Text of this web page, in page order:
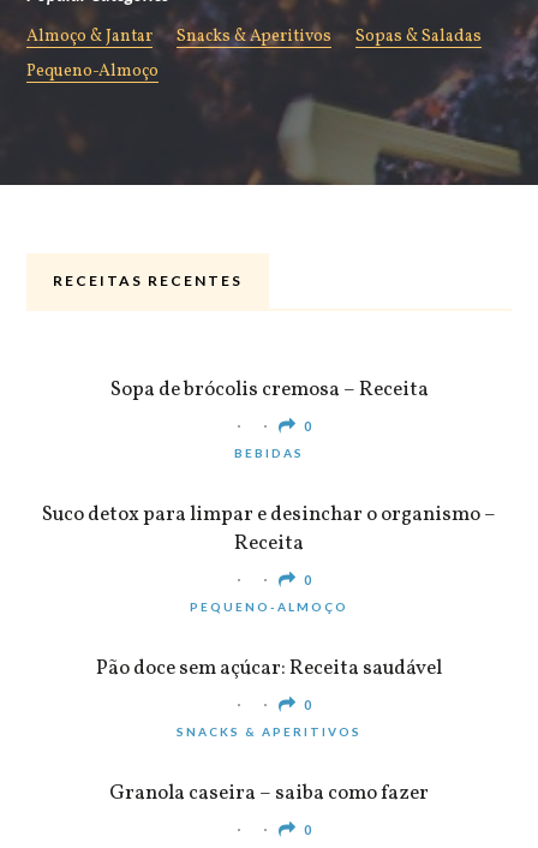
Almoço & Jantar Snacks & Aperitivos
Sopas & Saladas
Pequeno-Almoço
RECEITAS RECENTES
Sopa de brócolis cremosa – Receita
0
BEBIDAS
Suco detox para limpar e desinchar o organismo –
Receita
0
PEQUENO-ALMOÇO
Pão doce sem açúcar: Receita saudável
0
SNACKS & APERITIVOS
Granola caseira – saiba como fazer
0